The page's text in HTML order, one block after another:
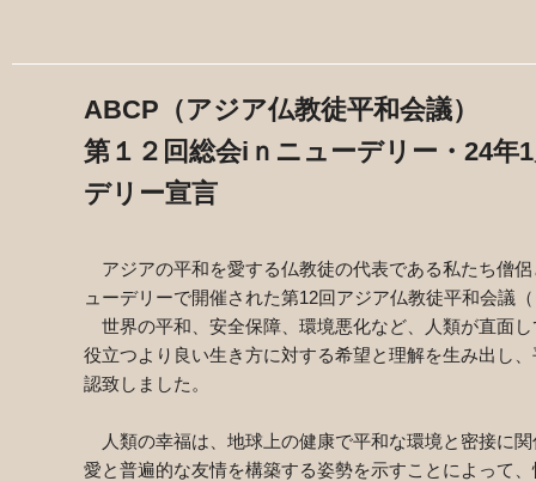
ABCP （アジア仏教徒平和会議）
第１２回総会i ｎニューデリー・ 24年1
デリー宣言
アジアの平和を愛する仏教徒の代表である私たち僧
ューデリーで開催された第12回アジア仏教徒平和会議
世界の平和、安全保障、環境悪化など、人類が直面
役立つより良い生き方に対する希望と理解を生み出し
認致しました。
人類の幸福は、地球上の健康で平和な環境と密接に
愛と普遍的な友情を構築する姿勢を示すことによって